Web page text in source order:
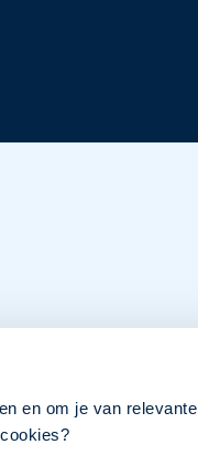
en om je van relevante